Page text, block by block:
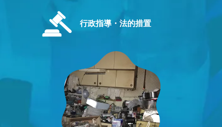
行政指導・法的措置